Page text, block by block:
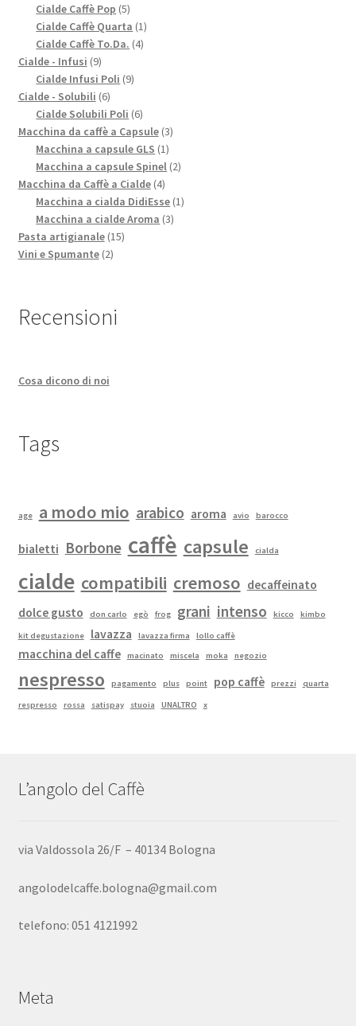
prodotti
Cialde Caffè Pop 55
prodotti
Cialde Caffè Quarta 11
Cialde Caffè To.Da. 44
Cialde - Infusi 99
prodotti
Cialde Infusi Poli 99
Cialde - Solubili 66
prodotti
Cialde Solubili Poli 66
prodotti
Macchina da caffè a Capsule 33
Macchina a capsule GLS 11
prodotto
Macchina a capsule Spinel 22
Macchina da Caffè a Cialde 44
prodotti
Macchina a cialda DidiEsse 11
Macchina a cialde Aroma 33
Pasta artigianale 1515
Vini e Spumante 22
Recensioni
Cosa dicono di noi
Tags
age a modo mio arabico aroma avio barocco
bialetti Borbone caffè capsule cialda
cialde compatibili cremoso decaffeinato
dolce gusto
don carlo egò frog grani intenso kicco kimbo
kit degustazione lavazza lavazza firma lollo caffè
macchina del caffe macinato miscela moka negozio
nespresso pagamento plus point pop caffè prezzi quarta
respresso rossa satispay stuoia UNALTRO x
L’angolo del Caffè
via Valdossola 26/F – 40134 Bologna
angolodelcaffe.bologna@gmail.com
telefono: 051 4121992
Meta